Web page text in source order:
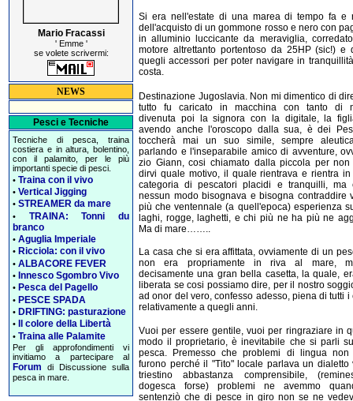
Mario Fracassi
' Emme '
se volete scrivermi:
NEWS
Pesci e Tecniche
Tecniche di pesca, traina
costiera e in altura, bolentino,
con il palamito, per le più
importanti specie di pesci.
• Traina con il vivo
• Vertical Jigging
• STREAMER da mare
• TRAINA: Tonni du
branco
• Aguglia Imperiale
• Ricciola: con il vivo
• ALBACORE FEVER
• Innesco Sgombro Vivo
• Pesca del Pagello
• PESCE SPADA
• DRIFTING: pasturazione
• Il colore della Libertà
• Traina alle Palamite
Per gli approfondimenti vi
invitiamo a partecipare al
Forum di Discussione sulla
pesca in mare.
Si era nell'estate di una marea di tempo fa e
dell'acquisto di un gommone rosso e nero con
in alluminio luccicante da meraviglia,
motore altrettanto portentoso da 25HP (sic!) e
quegli accessori per poter navigare in
costa.
Destinazione Jugoslavia. Non mi dimentico di
tutto fu caricato in macchina con tanto di
divenuta poi la signora con la digitale, la
avendo anche l'oroscopo dalla sua, è dei
toccherà mai un suo simile, sempre
parlando e l'inseparabile amico di avventure,
zio Giann, cosi chiamato dalla piccola per non
dirvi quale motivo, il quale rientrava e rientra
categoria di pescatori placidi e tranquilli, ma
nessun modo bisognava e bisogna contraddire
più che ventennale (a quell'epoca) esperienza
laghi, rogge, laghetti, e chi più ne ha più ne
Ma di mare……..
La casa che si era affittata, ovviamente di un
non era propriamente in riva al mare,
decisamente una gran bella casetta, la quale,
liberata se cosi possiamo dire, per il nostro
ad onor del vero, confesso adesso, piena di tutti i
relativamente a quegli anni.
Vuoi per essere gentile, vuoi per ringraziare in
modo il proprietario, è inevitabile che si parli
pesca. Premesso che problemi di lingua
furono perché il "Tito" locale parlava un dialetto
triestino abbastanza comprensibile,
dogesca forse) problemi ne avemmo
sentenziò che di pesce in giro non se ne